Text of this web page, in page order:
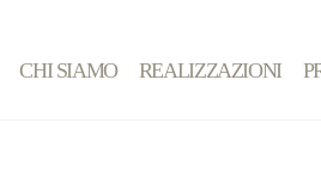
CHI SIAMO REALIZZAZIONI